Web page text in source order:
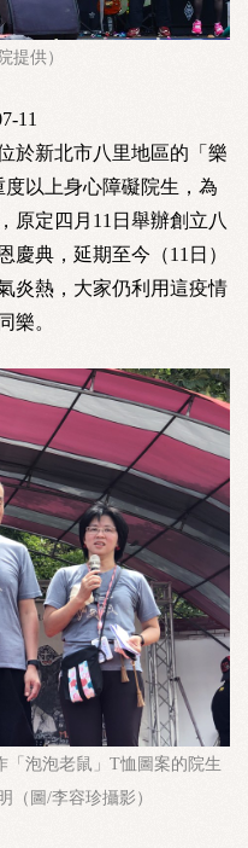
提供）
11
於新北市八里地區的「樂
以上身心障礙院生，為
原定四月11日舉辦創立八
慶典，延期至今（11日）
炎熱，大家仍利用這疫情
樂。
泡泡老鼠」T恤圖案的院生
（圖/李容珍攝影）